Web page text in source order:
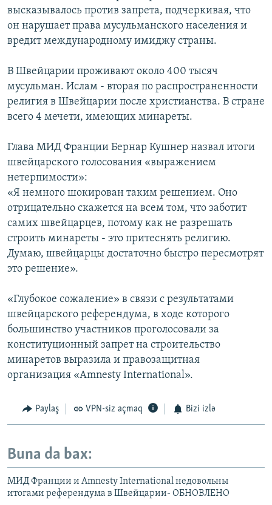
высказывалось против запрета, подчеркивая, что
он нарушает права мусульманского населения и
вредит международному имиджу страны.
В Швейцарии проживают около 400 тысяч
мусульман. Ислам - вторая по распространенности
религия в Швейцарии после христианства. В стране
всего 4 мечети, имеющих минареты.
Глава МИД Франции Бернар Кушнер назвал итоги
швейцарского голосования «выражением
нетерпимости»:
«Я немного шокирован таким решением. Оно
отрицательно скажется на всем том, что заботит
самих швейцарцев, потому как не разрешать
строить минареты - это притеснять религию.
Думаю, швейцарцы достаточно быстро пересмотрят
это решение».
«Глубокое сожаление» в связи с результатами
швейцарского референдума, в ходе которого
большинство участников проголосовали за
конституционный запрет на строительство
минаретов выразила и правозащитная
организация «Amnesty International».
Paylaş VPN-siz açmaq Bizi izlə
Buna da bax:
МИД Франции и Amnesty International недовольны
итогами референдума в Швейцарии- ОБНОВЛЕНО